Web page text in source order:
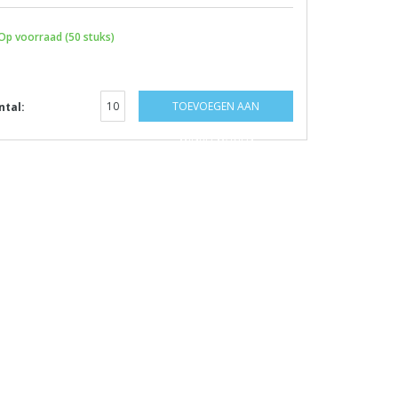
voorraad (50 stuks)
TOEVOEGEN AAN
WINKELWAGEN